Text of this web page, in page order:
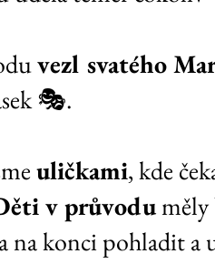
vezl svatého
🎭.
uličkami, kde
v průvodu měly
na konci pohladit a